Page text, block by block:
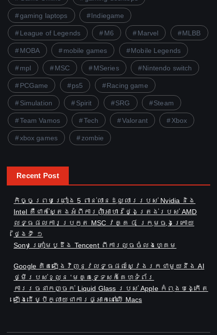
gaming laptops Indiegame
League of Legends M6 Marvel MLBB
MOBA mobile games Mobile Legends
mpl MSC MSeries Nintendo switch
PCGame ps5 Racing game
Simulation Spirit SRG Steam
Team Vamos Tech Valorant Xbox
xbox games zombie
Recent Post
កិច្ចព្រមព្រៀង 5 ពាន់លានដុល្លាររបស់ Nvidia និង
Intel គឺជាក់ស្តែងអំពីការញ៉ាំអាហារថ្ងៃត្រង់របស់ AMD
លទ្ធផលការប្រកួត MSC វគ្គ ៨ ក្រុមចុងក្រោយ
ថ្ងៃទី ១
Sony ត្រៀមប្ដឹង​ Tencent ពីការលួចចំលងហ្គេម
Google គិតឡើងវិញនូវលទ្ធផលស្វែងរកជាមួយនឹង AI
ថ្មីរបស់ខ្លួន ‘មគ្គុទ្ទេសក៍គេហទំព័រ
ការ​រចនា​កញ្ចក់ Liquid Glass របស់ Apple ​កំពុង​បង្កើត​
ឡើង​ដើម្បី​ក្លាយ​ជា​ការ​ផ្អាក​នៅ​លើ Macs